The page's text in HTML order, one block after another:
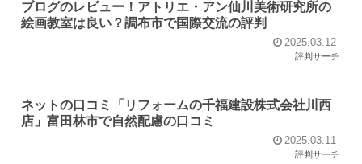
ブログのレビュー！アトリエ・アン仙川美術研究所の
絵画教室は良い？調布市で国際交流の評判
2025.03.12
評判サーチ
ネットの口コミ「リフォームの千福建設株式会社川西
店」富田林市で自然配慮の口コミ
2025.03.11
評判サーチ